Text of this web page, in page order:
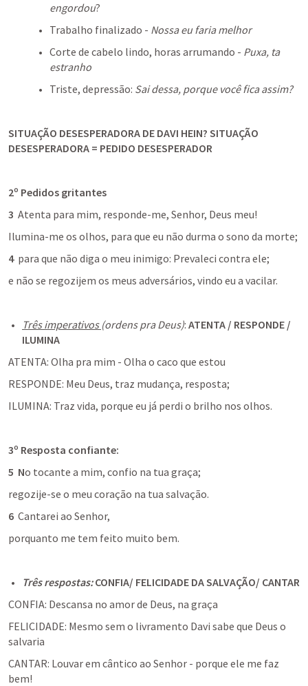
engordou?
Trabalho finalizado - Nossa eu faria melhor
Corte de cabelo lindo, horas arrumando - Puxa, ta
estranho
Triste, depressão: Sai dessa, porque você fica assim?
SITUAÇÃO DESESPERADORA DE DAVI HEIN? SITUAÇÃO
DESESPERADORA = PEDIDO DESESPERADOR
2º Pedidos gritantes
3 Atenta para mim, responde-me, Senhor, Deus meu!
Ilumina-me os olhos, para que eu não durma o sono da morte;
4 para que não diga o meu inimigo: Prevaleci contra ele;
e não se regozijem os meus adversários, vindo eu a vacilar.
Três imperativos (ordens pra Deus): ATENTA / RESPONDE /
ILUMINA
ATENTA: Olha pra mim - Olha o caco que estou
RESPONDE: Meu Deus, traz mudança, resposta;
ILUMINA: Traz vida, porque eu já perdi o brilho nos olhos.
3º Resposta confiante:
5 No tocante a mim, confio na tua graça;
regozije-se o meu coração na tua salvação.
6 Cantarei ao Senhor,
porquanto me tem feito muito bem.
Três respostas: CONFIA/ FELICIDADE DA SALVAÇÃO/ CANTAR
CONFIA: Descansa no amor de Deus, na graça
FELICIDADE: Mesmo sem o livramento Davi sabe que Deus o
salvaria
CANTAR: Louvar em cântico ao Senhor - porque ele me faz
bem!